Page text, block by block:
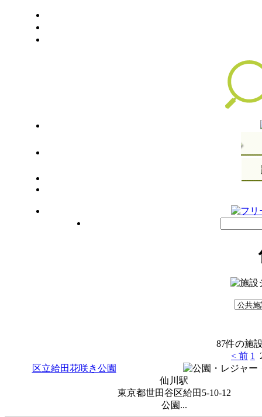
87件の施
< 前 1
区立給田花咲き公園
仙川駅
東京都世田谷区給田5-10-12
公園...